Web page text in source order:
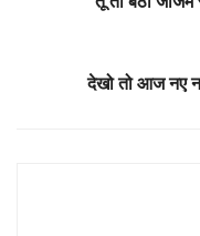
देखो तो आज नए